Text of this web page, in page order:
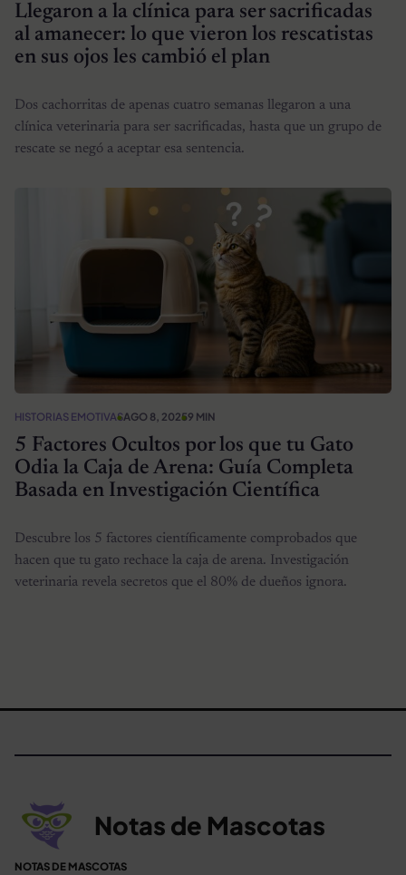
Llegaron a la clínica para ser sacrificadas
al amanecer: lo que vieron los rescatistas
en sus ojos les cambió el plan
Dos cachorritas de apenas cuatro semanas llegaron a una
clínica veterinaria para ser sacrificadas, hasta que un grupo de
rescate se negó a aceptar esa sentencia.
HISTORIAS EMOTIVASAGO 8, 20259 MIN
5 Factores Ocultos por los que tu Gato
Odia la Caja de Arena: Guía Completa
Basada en Investigación Científica
Descubre los 5 factores científicamente comprobados que
hacen que tu gato rechace la caja de arena. Investigación
veterinaria revela secretos que el 80% de dueños ignora.
Notas de Mascotas
NOTAS DE MASCOTAS